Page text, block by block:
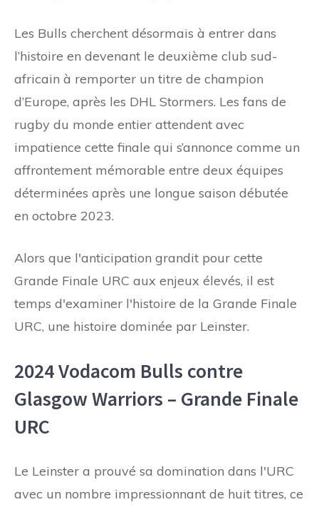
Les Bulls cherchent désormais à entrer dans
l’histoire en devenant le deuxième club sud-
africain à remporter un titre de champion
d’Europe, après les DHL Stormers. Les fans de
rugby du monde entier attendent avec
impatience cette finale qui s’annonce comme un
affrontement mémorable entre deux équipes
déterminées après une longue saison débutée
en octobre 2023.
Alors que l'anticipation grandit pour cette
Grande Finale URC aux enjeux élevés, il est
temps d'examiner l'histoire de la Grande Finale
URC, une histoire dominée par Leinster.
2024 Vodacom Bulls contre
Glasgow Warriors – Grande Finale
URC
Le Leinster a prouvé sa domination dans l'URC
avec un nombre impressionnant de huit titres, ce